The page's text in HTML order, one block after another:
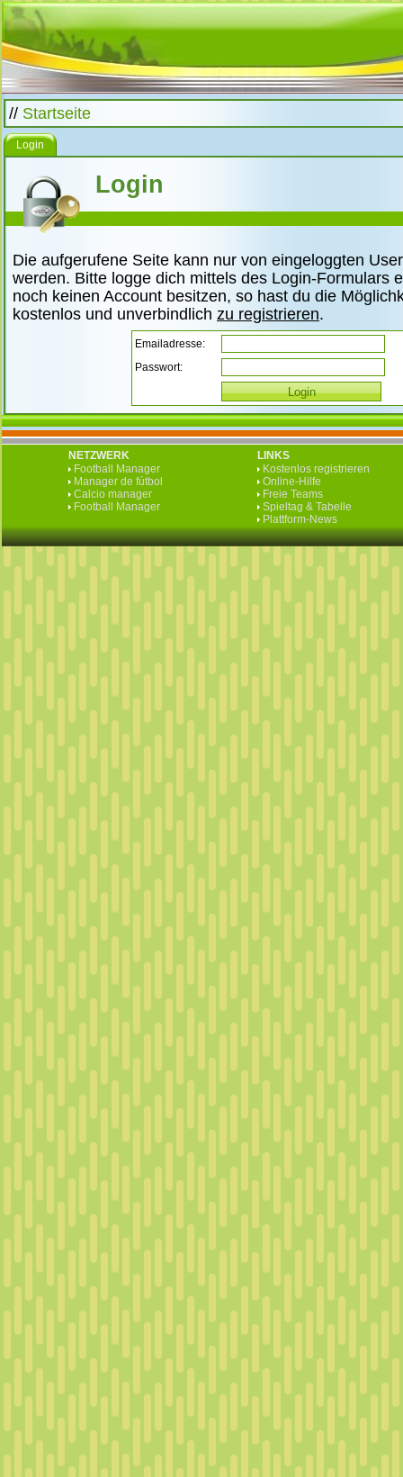
// Startseite
Login
Login
Die aufgerufene Seite kann nur von eingeloggten
werden. Bitte logge dich mittels des Login-Formulars
noch keinen Account besitzen, so hast du die
kostenlos und unverbindlich zu registrieren.
Emailadresse:
Passwort:
NETZWERK
Football Manager
Manager de fútbol
Calcio manager
Football Manager
LINKS
Kostenlos registrieren
Online-Hilfe
Freie Teams
Spieltag & Tabelle
Plattform-News